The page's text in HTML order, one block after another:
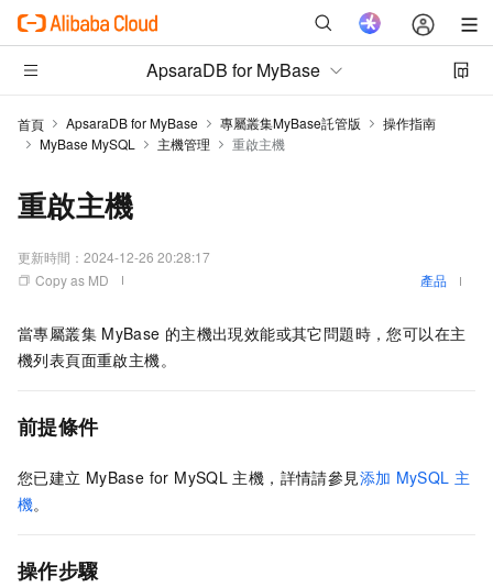
ApsaraDB for MyBase
首頁 ApsaraDB for MyBase 專屬叢集MyBase託管版
操作指南
MyBase MySQL
主機管理 重啟主機
重啟主機
更新時間： 2024-12-26 20:28:17
Copy as MD
產品
當專屬叢集 MyBase 的主機出現效能或其它問題時，您可以在主
機列表頁面重啟主機。
前提條件
您已建立 MyBase for MySQL 主機，詳情請參見添加 MySQL 主
機。
操作步驟